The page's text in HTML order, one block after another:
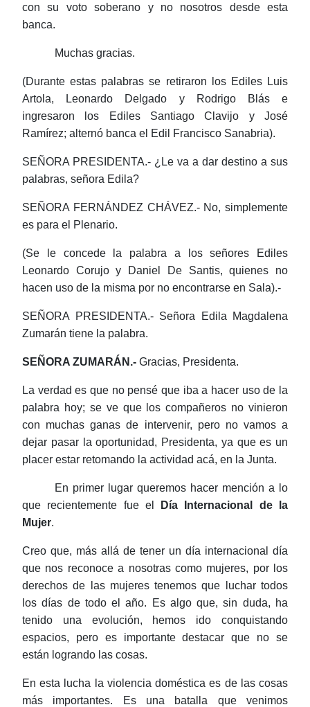
con su voto soberano y no nosotros desde esta
banca.
Muchas gracias.
(Durante estas palabras se retiraron los Ediles Luis
Artola, Leonardo Delgado y Rodrigo Bláse
ingresaron los Ediles SantiagoClavijo y José
Ramírez; alternó banca el Edil Francisco Sanabria).
SEÑORA PRESIDENTA.- ¿Le va a dar destino a sus
palabras, señora Edila?
SEÑORA FERNÁNDEZ CHÁVEZ.- No, simplemente
es para el Plenario.
(Se le concede la palabra a los señores Ediles
Leonardo Corujoy Daniel De Santis, quienes no
hacen uso de la misma por no encontrarse en Sala).-
SEÑORA PRESIDENTA.- Señora Edila Magdalena
Zumarán tiene la palabra.
SEÑORA ZUMARÁN.- Gracias, Presidenta.
La verdad es que no pensé que iba a hacer uso de la
palabra hoy; se ve que los compañeros no vinieron
con muchas ganas de intervenir, pero no vamos a
dejar pasar la oportunidad, Presidenta, ya que es un
placer estar retomando la actividad acá, en la Junta.
En primer lugar queremos hacer mención a lo
que recientemente fue el
Día Internacional de la
Mujer.
Creo que, más allá de tener un día internacional día
que nos reconoce a nosotras como mujeres, por los
derechos de las mujeres tenemos que luchar todos
los días de todo el año. Es algo que, sin duda, ha
tenido una evolución, hemos ido conquistando
espacios, pero es importante destacar que no se
están logrando las cosas.
En esta lucha la violencia doméstica es de las cosas
más importantes. Es una batalla que venimos